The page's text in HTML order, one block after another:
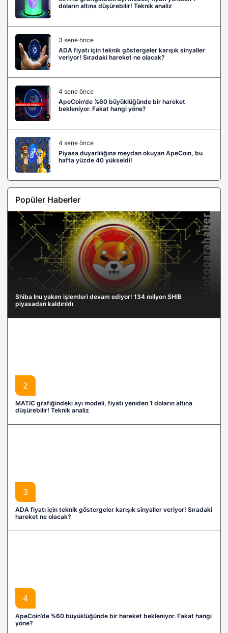
doların altına düşürebilir! Teknik analiz
3 sene önce
ADA fiyatı için teknik göstergeler karışık sinyaller
veriyor! Sıradaki hareket ne olacak?
4 sene önce
ApeCoin’de %60 büyüklüğünde bir hareket
bekleniyor. Fakat hangi yöne?
4 sene önce
Piyasa duyarlılığına meydan okuyan ApeCoin, bu
hafta yüzde 40 yükseldi!
Popüler Haberler
Shiba Inu yakım işlemleri devam ediyor! 134 milyon SHIB
piyasadan kaldırıldı
2
MATIC grafiğindeki ayı modeli, fiyatı yeniden 1 doların altına
düşürebilir! Teknik analiz
3
ADA fiyatı için teknik göstergeler karışık sinyaller veriyor! Sıradaki
hareket ne olacak?
4
ApeCoin’de %60 büyüklüğünde bir hareket bekleniyor. Fakat hangi
yöne?